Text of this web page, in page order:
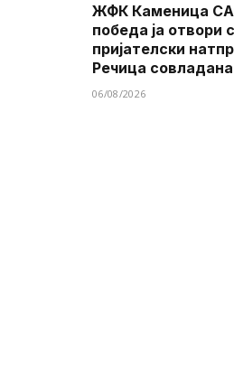
ЖФК Каменица
победа ја отвори
пријателски
Речица
06/08/2026